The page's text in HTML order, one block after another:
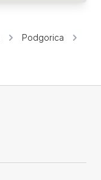
Podgorica